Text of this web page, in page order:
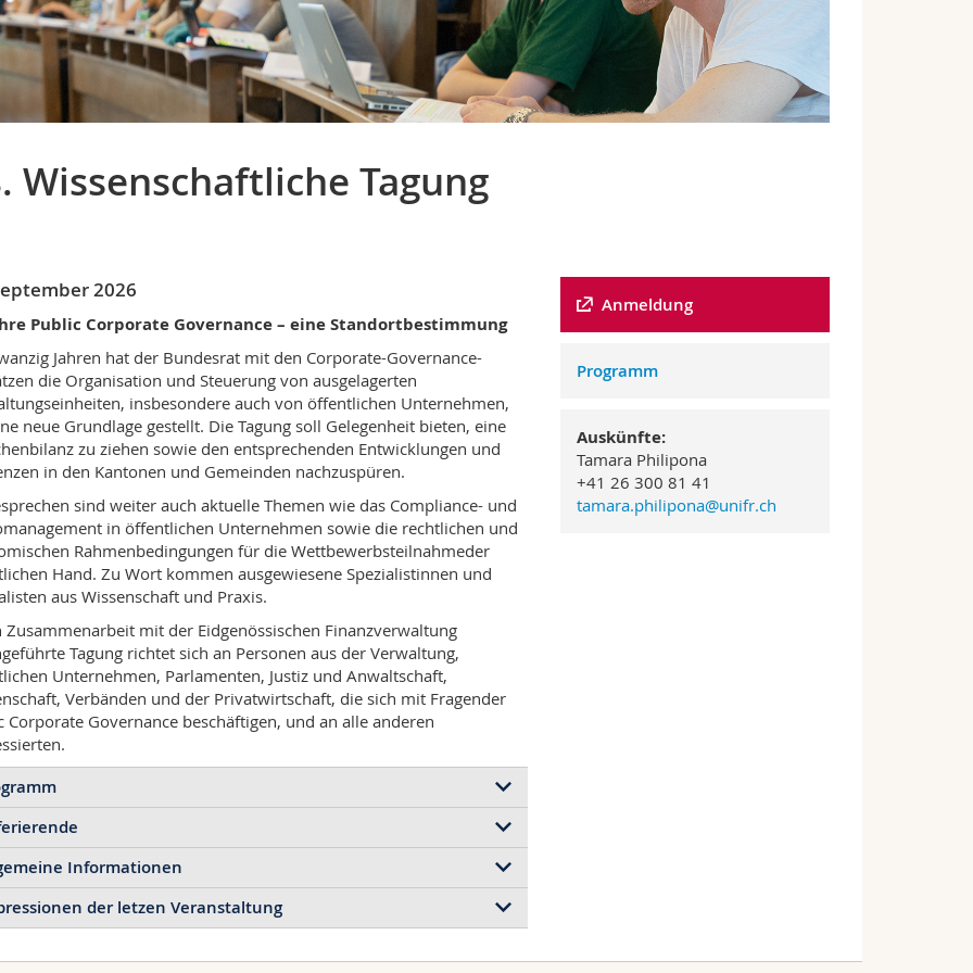
Wissenschaftliche Tagung
2026
Public Corporate Governance – eine Standortbestimmung
Jahren hat der Bundesrat mit den Corporate-Governance-
die Organisation und Steuerung von ausgelagerten
insbesondere auch von öffentlichen Unternehmen,
neue Grundlage gestellt. Die Tagung soll Gelegenheit bieten, eine
zu ziehen sowie den entsprechenden Entwicklungen und
in den Kantonen und Gemeinden nachzuspüren.
sind weiter auch aktuelle Themen wie das Compliance- und
in öffentlichen Unternehmen sowie die rechtlichen und
Rahmenbedingungen für die Wettbewerbsteilnahmeder
Hand. Zu Wort kommen ausgewiesene Spezialistinnen und
aus Wissenschaft und Praxis.
Zusammenarbeit mit der Eidgenössischen Finanzverwaltung
Tagung richtet sich an Personen aus der Verwaltung,
Unternehmen, Parlamenten, Justiz und Anwaltschaft,
Verbänden und der Privatwirtschaft, die sich mit Fragender
Corporate Governance beschäftigen, und an alle anderen
der SVVOR
Abegg, Prof. Dr. iur., Rechtsanwalt, LL.M., Professor für
Wirtschaftsrecht und Leiter des Zentrums für öffentliches
an der ZHAW, Präsident des ENSI-Rats
Bichsel, Dr. sc. nat. ETH, Generalsekretär des Eidg. Departements
Informationen
UniS
der letzen Veranstaltung
Anmeldung
Programm
Auskünfte:
Tamara Philipona
+41 26 300 81 41
tamara.philipona@unifr.ch